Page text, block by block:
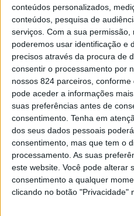
conteúdos personalizados,
conteúdos, pesquisa de
serviços. Com a sua permissão,
poderemos usar identificação e
precisos através da procura de
consentir o processamento por
nossos 824 parceiros, conforme
pode aceder a informações
suas preferências antes de
consentimento. Tenha em
dos seus dados pessoais
consentimento, mas que tem o
processamento. As suas
este website. Você pode alterar
consentimento a qualquer
clicando no botão "Privacidade"
Câmara aprova orçamento
Redacção - 20 de Dezembro, 2021
Publicidade